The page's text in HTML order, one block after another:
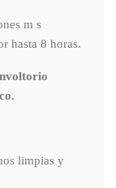
m s
hasta 8 horas.
limpias y